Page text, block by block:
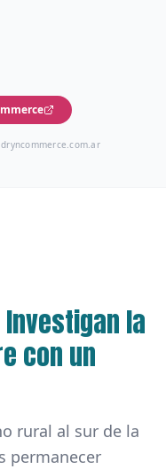
la
con un
rural al sur de la
permanecer